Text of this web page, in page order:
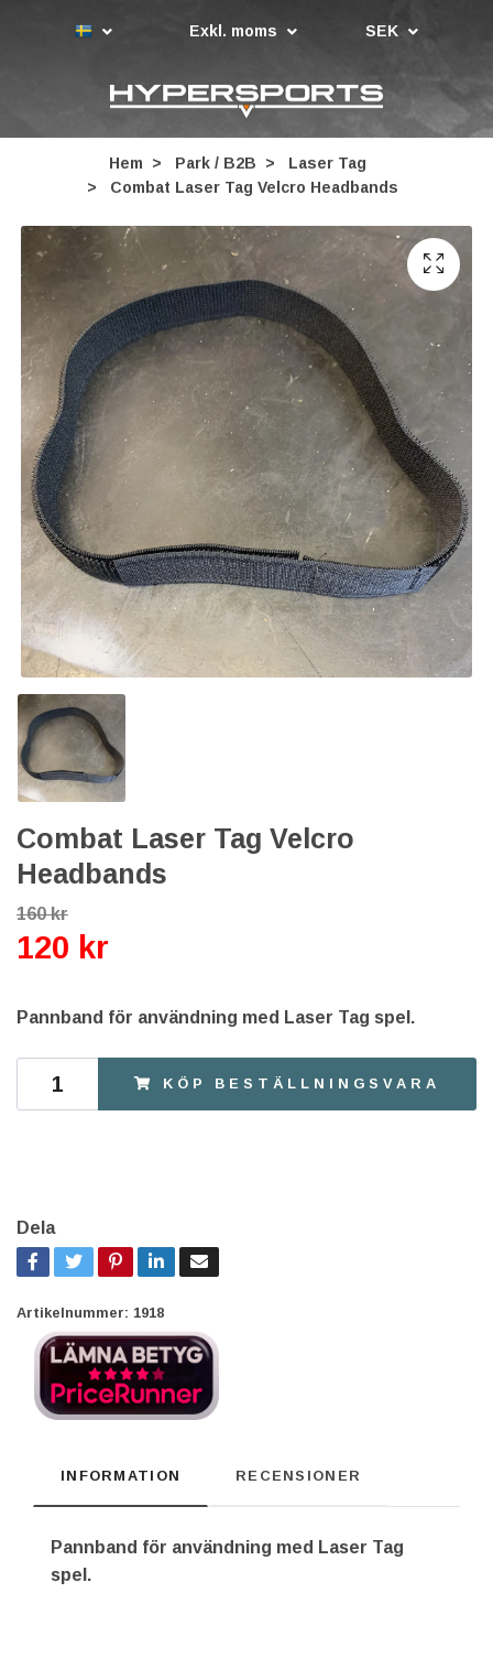
Exkl. moms SEK
Hem Park / B2B
Laser Tag
Combat Laser Tag Velcro Headbands
Combat Laser Tag Velcro
Headbands
160 kr
120 kr
Pannband för användning med Laser Tag spel.
KÖP BESTÄLLNINGSVARA
Dela
Artikelnummer: 1918
INFORMATION RECENSIONER
Pannband för användning med Laser Tag
spel.